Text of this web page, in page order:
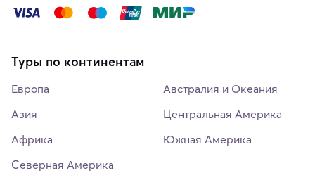
Туры по континентам
Европа
Азия
Африка
Северная Америка
Австралия и Океания
Центральная Америка
Южная Америка